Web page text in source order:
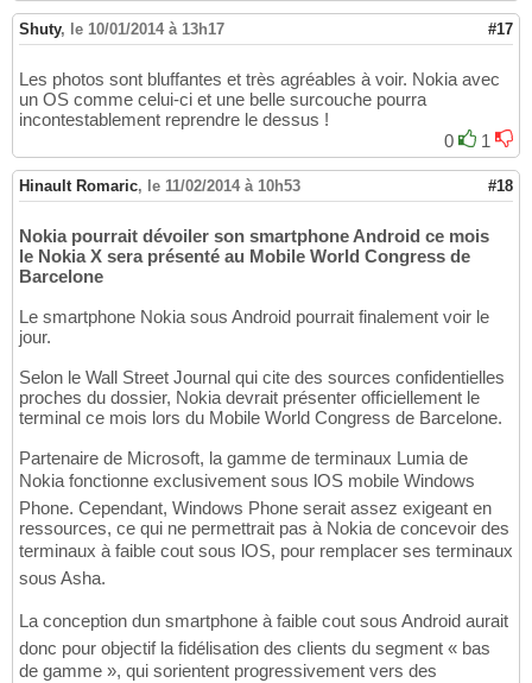
Shuty, le 10/01/2014 à 13h17 #17
Les photos sont bluffantes et très agréables à voir. Nokia avec
un OS comme celui-ci et une belle surcouche pourra
incontestablement reprendre le dessus !
0
1
Hinault Romaric, le 11/02/2014 à 10h53 #18
Nokia pourrait dévoiler son smartphone Android ce mois
le Nokia X sera présenté au Mobile World Congress de
Barcelone
Le smartphone Nokia sous Android pourrait finalement voir le
jour.
Selon le Wall Street Journal qui cite des sources confidentielles
proches du dossier, Nokia devrait présenter officiellement le
terminal ce mois lors du Mobile World Congress de Barcelone.
Partenaire de Microsoft, la gamme de terminaux Lumia de
Nokia fonctionne exclusivement sous lOS mobile Windows
Phone. Cependant, Windows Phone serait assez exigeant en
ressources, ce qui ne permettrait pas à Nokia de concevoir des
terminaux à faible cout sous lOS, pour remplacer ses terminaux
sous Asha.
La conception dun smartphone à faible cout sous Android aurait
donc pour objectif la fidélisation des clients du segment « bas
de gamme », qui sorientent progressivement vers des